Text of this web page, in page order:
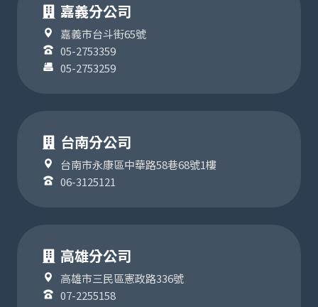
嘉義分公司
嘉義市台斗街65號
05-2753359
05-2753259
台南分公司
台南市永康區中華路58巷68號1樓
06-3125121
高雄分公司
高雄市三民區憲政路336號
07-2255158